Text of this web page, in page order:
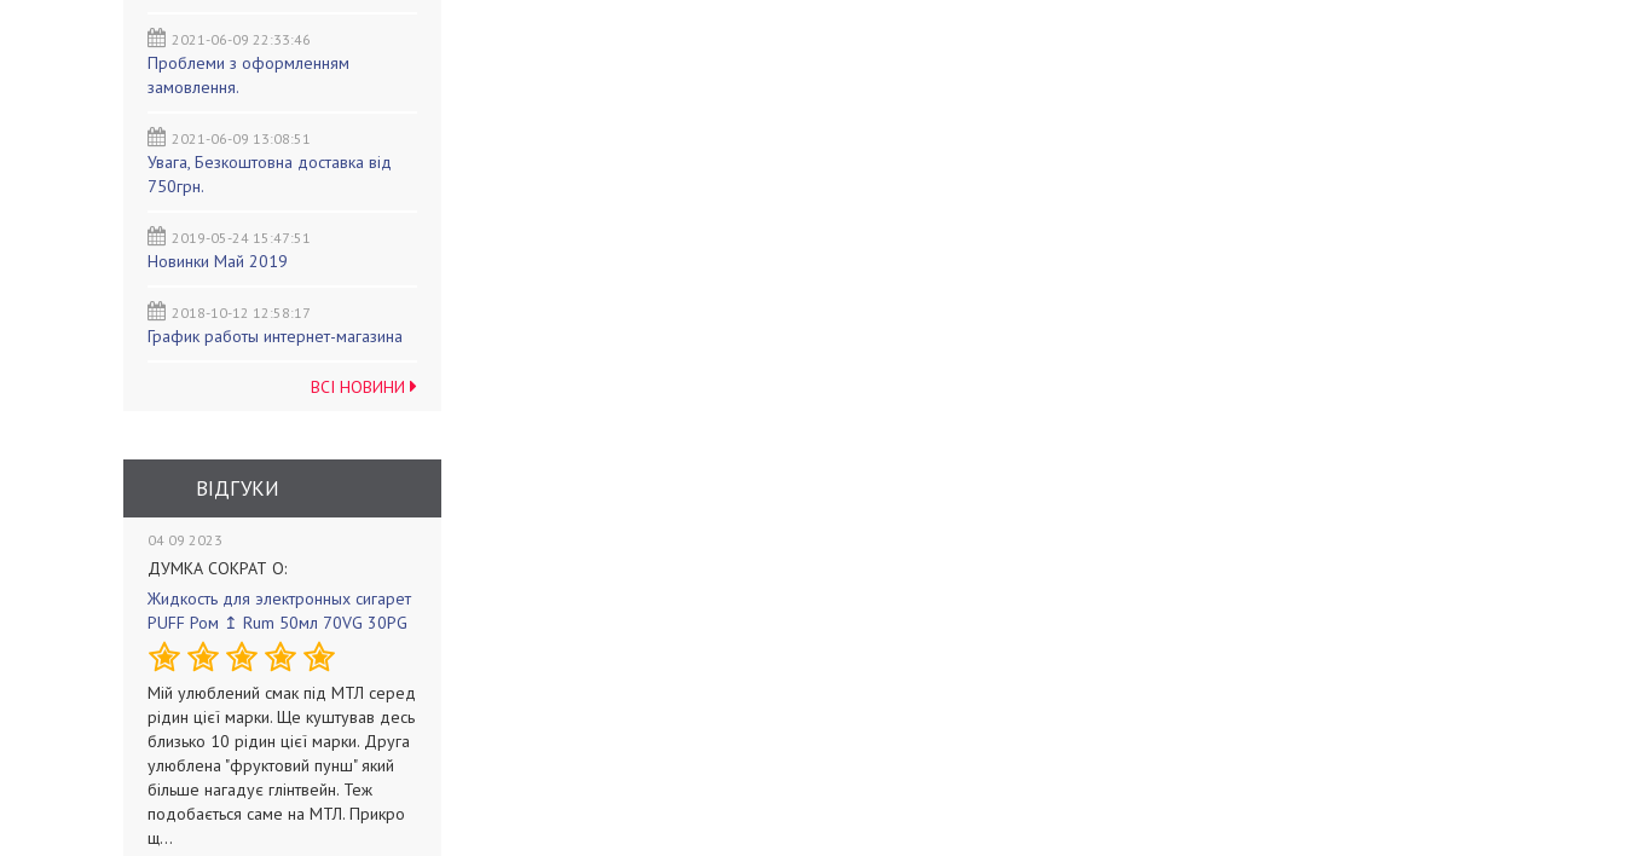
2021-06-09 22:33:46
Проблеми з оформленням
замовлення.
2021-06-09 13:08:51
Увага, Безкоштовна доставка від
750грн.
2019-05-24 15:47:51
Новинки Май 2019
2018-10-12 12:58:17
График работы интернет-магазина
ВСІ НОВИНИ
ВІДГУКИ
04 09 2023
ДУМКА СОКРАТ О:
Жидкость для электронных сигарет
PUFF Ром ↥ Rum 50мл 70VG 30PG
Мій улюблений смак під МТЛ серед
рідин цієї марки. Ще куштував десь
близько 10 рідин цієї марки. Друга
улюблена "фруктовий пунш" який
більше нагадує глінтвейн. Теж
подобається саме на МТЛ. Прикро
щ...